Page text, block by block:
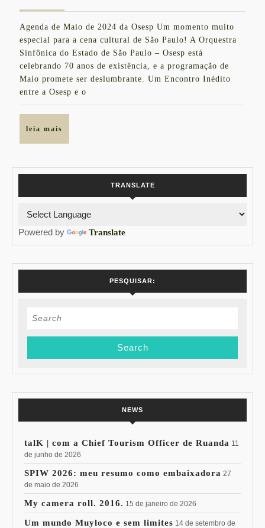
Anos
de
Excelência
Musical
de
2024
Agenda de Maio de 2024 da Osesp Um momento muito
especial para a cena cultural de São Paulo! A Orquestra
Sinfônica do Estado de São Paulo – Osesp está
celebrando 70 anos de existência, e a programação de
Maio promete ser deslumbrante. Um Encontro Inédito
entre a Osesp e o
leia mais
TRANSLATE
Powered by Translate
PESQUISAR:
Search
NEWS
talK | com a Chief Tourism Officer de Ruanda 11
de junho de 2026
SPIW 2026: meu resumo como embaixadora 27
de maio de 2026
My camera roll. 2016. 15 de janeiro de 2026
Um mundo Muyloco e sem limites 14 de setembro de